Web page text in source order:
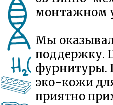
монтажном
Мы
поддержку.
фурнитуры.
эко-кожи
приятно